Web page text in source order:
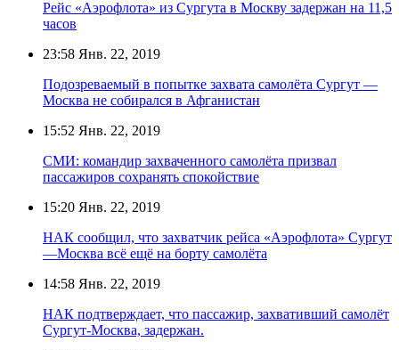
Рейс «Аэрофлота» из Сургута в Москву задержан на 11,5
часов
23:58 Янв. 22, 2019
Подозреваемый в попытке захвата самолёта Сургут —
Москва не собирался в Афганистан
15:52 Янв. 22, 2019
СМИ: командир захваченного самолёта призвал
пассажиров сохранять спокойствие
15:20 Янв. 22, 2019
НАК сообщил, что захватчик рейса «Аэрофлота» Сургут
—Москва всё ещё на борту самолёта
14:58 Янв. 22, 2019
НАК подтверждает, что пассажир, захвативший самолёт
Сургут-Москва, задержан.